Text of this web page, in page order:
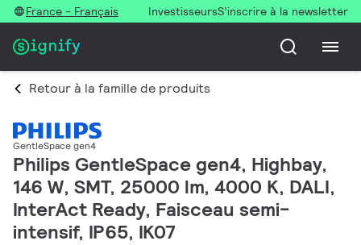
France - Français InvestisseursS’inscrire à la newsletter
Retour à la famille de produits
GentleSpace gen4
Philips GentleSpace gen4, Highbay,
146 W, SMT, 25000 lm, 4000 K, DALI,
InterAct Ready, Faisceau semi-
intensif, IP65, IK07